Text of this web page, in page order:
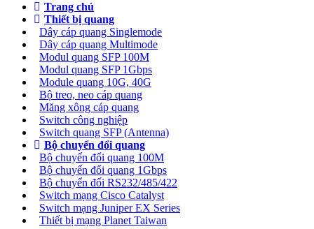
Trang chủ
Thiết bị quang
Dây cáp quang Singlemode
Dây cáp quang Multimode
Modul quang SFP 100M
Modul quang SFP 1Gbps
Module quang 10G, 40G
Bộ treo, neo cáp quang
Măng xông cáp quang
Switch công nghiệp
Switch quang SFP (Antenna)
Bộ chuyển đổi quang
Bộ chuyển đổi quang 100M
Bộ chuyển đổi quang 1Gbps
Bộ chuyển đối RS232/485/422
Switch mạng Cisco Catalyst
Switch mạng Juniper EX Series
Thiết bị mạng Planet Taiwan